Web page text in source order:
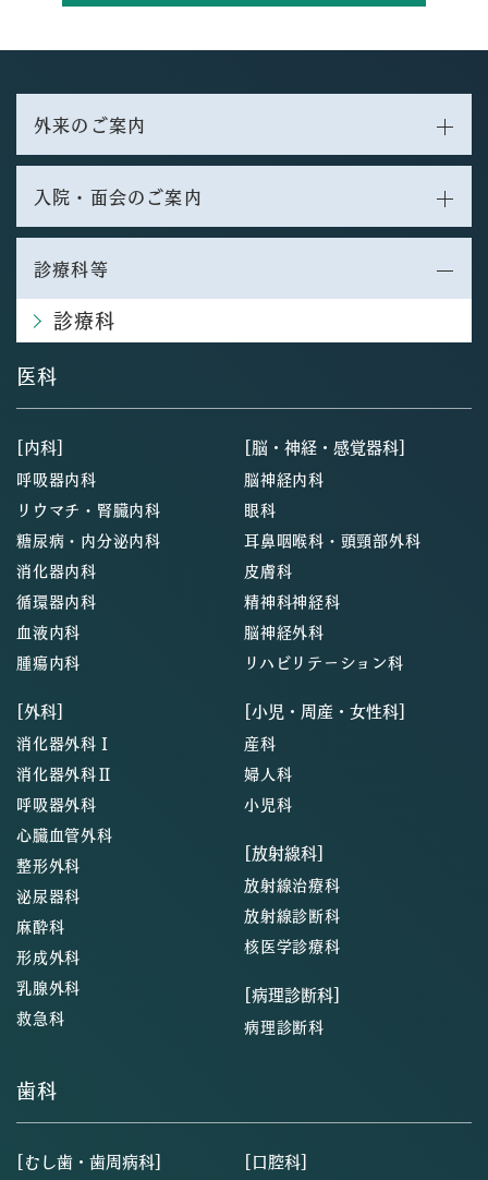
外来のご案内
入院・面会のご案内
診療科等
診療科
医科
[内科]
呼吸器内科
リウマチ・腎臓内科
糖尿病・内分泌内科
消化器内科
循環器内科
血液内科
腫瘍内科
[外科]
消化器外科Ⅰ
消化器外科Ⅱ
呼吸器外科
心臓血管外科
整形外科
泌尿器科
麻酔科
形成外科
乳腺外科
救急科
[脳・神経・感覚器科]
脳神経内科
眼科
耳鼻咽喉科・頭頸部外科
皮膚科
精神科神経科
脳神経外科
リハビリテーション科
[小児・周産・女性科]
産科
婦人科
小児科
[放射線科]
放射線治療科
放射線診断科
核医学診療科
[病理診断科]
病理診断科
歯科
[むし歯・歯周病科] [口腔科]